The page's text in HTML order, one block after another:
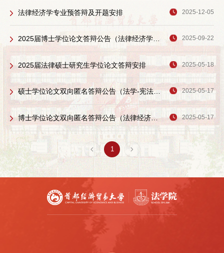
2025-12-05
法律经济学专业预答辩及开题安排
2025-09-22
2025届博士学位论文答辩公告（法律经济学专业）
2025-05-18
2025届法律硕士研究生学位论文答辩安排
2025-05-17
硕士学位论文双向匿名答辩公告（法学-宪法与行政法、法学-经济法、民商法学）
2025-05-17
博士学位论文双向匿名答辩公告（法律经济学）
1